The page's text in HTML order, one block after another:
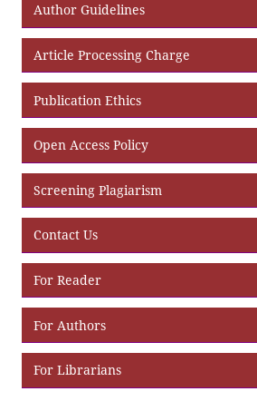
Author Guidelines
Article Processing Charge
Publication Ethics
Open Access Policy
Screening Plagiarism
Contact Us
For Reader
For Authors
For Librarians